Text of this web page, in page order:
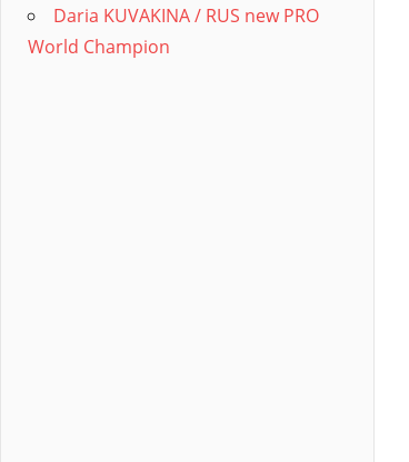
Daria KUVAKINA / RUS new PRO
World Champion